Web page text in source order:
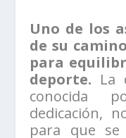
Uno de los
de su
para
deporte. La
conocida
dedicación,
para que se